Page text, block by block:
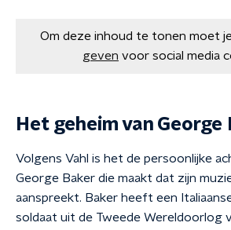
Om deze inhoud te tonen moet
geven voor social media
Het geheim van George
Volgens Vahl is het de persoonlijke
George Baker die maakt dat zijn
aanspreekt. Baker heeft een
soldaat uit de Tweede Wereldoorlog